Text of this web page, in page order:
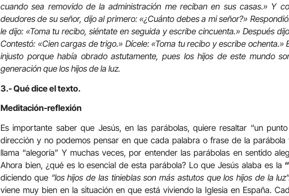
cuando sea removido de la administración me reciban en sus casas.» Y
deudores de su señor, dijo al primero: «¿Cuánto debes a mi señor?»
le dijo: «Toma tu recibo, siéntate en seguida y escribe cincuenta.» Después
Contestó: «Cien cargas de trigo.» Dícele: «Toma tu recibo y escribe ochenta.»
injusto porque había obrado astutamente, pues los hijos de este mundo
generación que los hijos de la luz.
3.- Qué dice el texto.
Meditación-reflexión
Es importante saber que Jesús, en las parábolas, quiere resaltar “un
dirección y no podemos pensar en que cada palabra o frase de la parábola
llama “alegoría” Y muchas veces, por entender las parábolas en sentido
Ahora bien, ¿qué es lo esencial de esta parábola? Lo que Jesús alaba es la
diciendo que “los hijos de las tinieblas son más astutos que los hijos de la
viene muy bien en la situación en que está viviendo la Iglesia en España.